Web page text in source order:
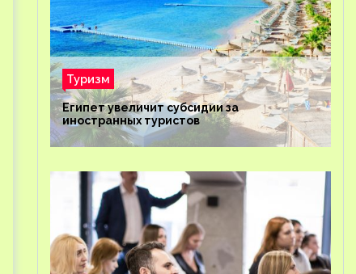
Туризм
Египет увеличит субсидии за
иностранных туристов